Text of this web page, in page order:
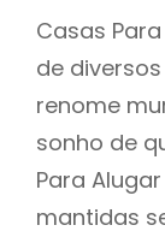
Casas
de
renome
sonho de
Para
mantidas